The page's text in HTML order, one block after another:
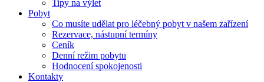
Tipy na výlet
Pobyt
Co musíte udělat pro léčebný pobyt v našem zařízení
Rezervace, nástupní termíny
Ceník
Denní režim pobytu
Hodnocení spokojenosti
Kontakty